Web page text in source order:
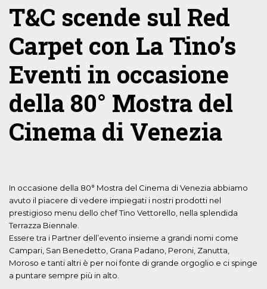
T&C scende sul Red
Carpet con La Tino’s
Eventi in occasione
della 80° Mostra del
Cinema di Venezia
In occasione della 80° Mostra del Cinema di Venezia abbiamo
avuto il piacere di vedere impiegati i nostri prodotti nel
prestigioso menu dello chef Tino Vettorello, nella splendida
Terrazza Biennale.
Essere tra i Partner dell’evento insieme a grandi nomi come
Campari, San Benedetto, Grana Padano, Peroni, Zanutta,
Moroso e tanti altri è per noi fonte di grande orgoglio e ci spinge
a puntare sempre più in alto.